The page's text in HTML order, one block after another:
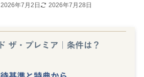
2026年7月2日 2026年7月28日